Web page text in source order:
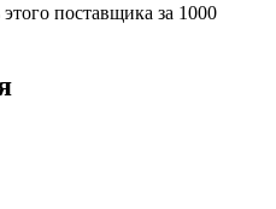
поставщика за 1000